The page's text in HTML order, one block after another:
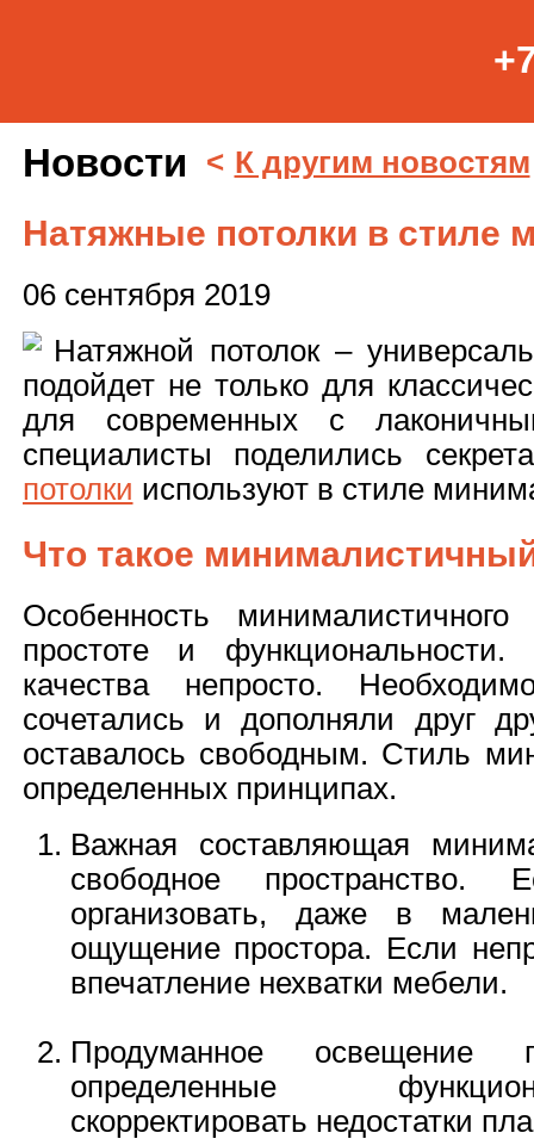
Новости < К другим новостям
Натяжные потолки в стиле
06 сентября 2019
Натяжной потолок –
подойдет не только для
для современных с
специалисты поделились
потолки используют в стиле
Что такое
Особенность
простоте и
качества непросто.
сочетались и дополняли друг
оставалось свободным. Стиль
определенных принципах.
Важная составляющая
свободное пространство.
организовать, даже в
ощущение простора. Если
впечатление нехватки мебели.
Продуманное освещение
определенные
скорректировать недостатки